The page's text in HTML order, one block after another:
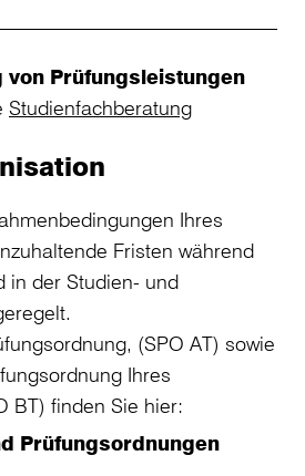
von Prüfungsleistungen
Studienfachberatung
Ihres
Fristen während
in der Studien- und
(SPO AT) sowie
Ihres
BT) finden Sie hier:
Prüfungsordnungen